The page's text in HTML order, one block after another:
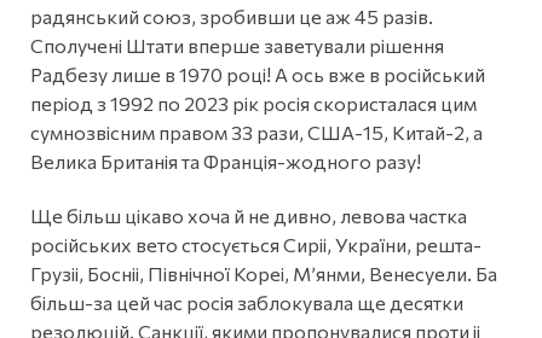
радянський союз, зробивши це аж 45 разів.
Сполучені Штати вперше заветували рішення
Радбезу лише в 1970 році! А ось вже в російський
період з 1992 по 2023 рік росія скористалася цим
сумнозвісним правом 33 рази, США-15, Китай-2, а
Велика Британія та Франція-жодного разу!
Ще більш цікаво хоча й не дивно, левова частка
російських вето стосується Сиріі, України, решта-
Грузіі, Босніі, Північної Кореі, Мʼянми, Венесуели. Ба
більш-за цей час росія заблокувала ще десятки
резолюцій. Санкції, якими пропонувалися проти іі